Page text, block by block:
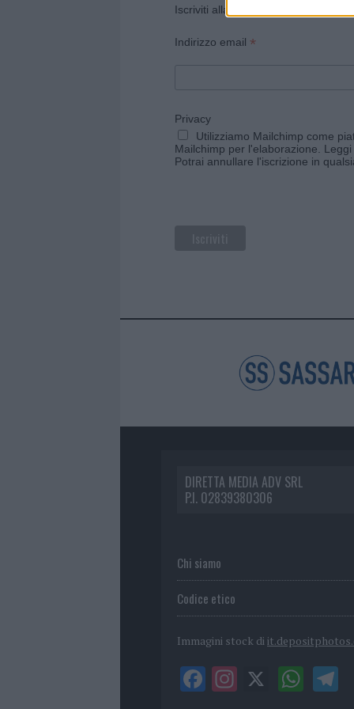
Iscriviti alla newsletter di Gallura
Indirizzo email *
Privacy
Utilizziamo Mailchimp come
Mailchimp per l'elaborazione.
Potrai annullare l'iscrizione in
DIRETTA MEDIA ADV SRL
P.I. 02839380306
Chi siamo
Codice etico
Immagini stock di